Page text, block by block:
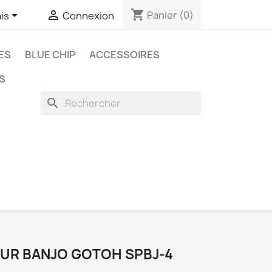
  Connexion shopping_cart Panier (0)
BLUE CHIP
ACCESSOIRES
search
BANJO GOTOH SPBJ-4